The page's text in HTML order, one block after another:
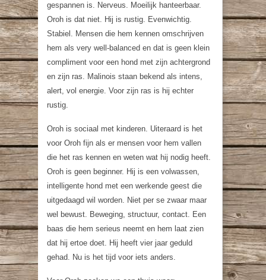
gespannen is. Nerveus. Moeilijk hanteerbaar.
Oroh is dat niet. Hij is rustig. Evenwichtig.
Stabiel. Mensen die hem kennen omschrijven
hem als very well-balanced en dat is geen klein
compliment voor een hond met zijn achtergrond
en zijn ras. Malinois staan bekend als intens,
alert, vol energie. Voor zijn ras is hij echter
rustig.
Oroh is sociaal met kinderen. Uiteraard is het
voor Oroh fijn als er mensen voor hem vallen
die het ras kennen en weten wat hij nodig heeft.
Oroh is geen beginner. Hij is een volwassen,
intelligente hond met een werkende geest die
uitgedaagd wil worden. Niet per se zwaar maar
wel bewust. Beweging, structuur, contact. Een
baas die hem serieus neemt en hem laat zien
dat hij ertoe doet. Hij heeft vier jaar geduld
gehad. Nu is het tijd voor iets anders.